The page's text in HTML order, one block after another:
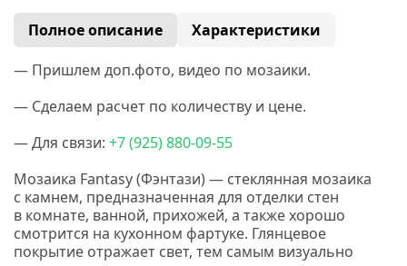
Полное описание
Характеристики
— Пришлем доп.фото, видео по мозаики.
— Сделаем расчет по количеству и цене.
— Для связи: +7(925) 880-09-55
Мозаика Fantasy(Фэнтази) — стеклянная мозаика
с камнем, предназначенная для отделки стен
в комнате, ванной, прихожей, а также хорошо
смотрится на кухонном фартуке. Глянцевое
покрытие отражает свет, тем самым визуально